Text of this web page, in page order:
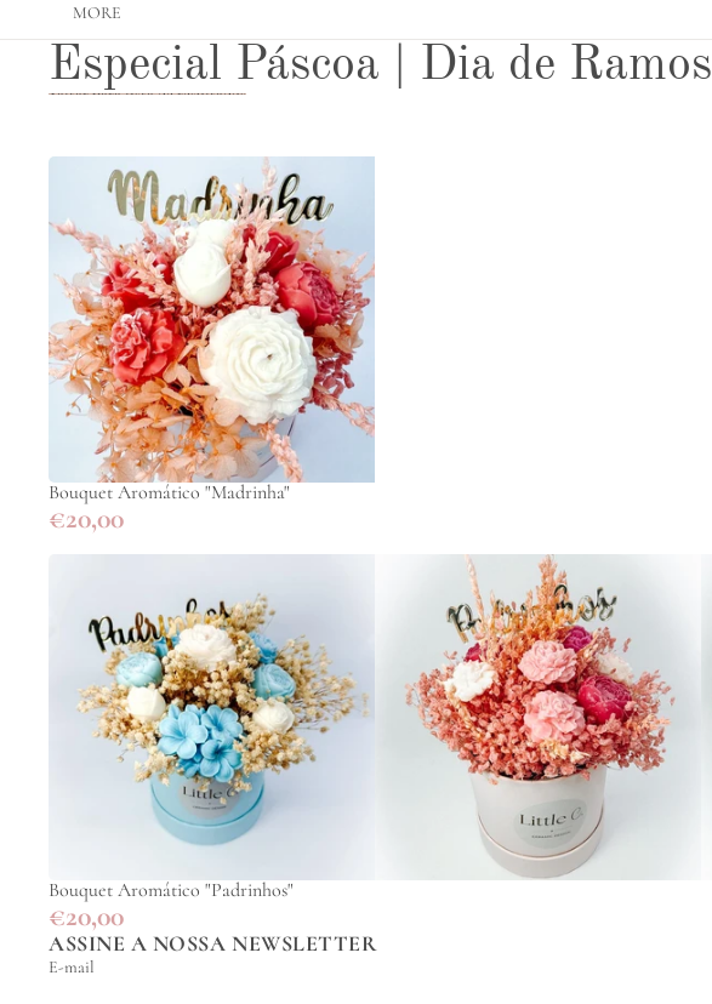
MORE
Especial Páscoa | Dia de Ramos
Saltar para lista de resultados
Bouquet Aromático "Madrinha"
€20,00
Bouquet Aromático "Padrinhos"
€20,00
ASSINE A NOSSA NEWSLETTER
E-mail